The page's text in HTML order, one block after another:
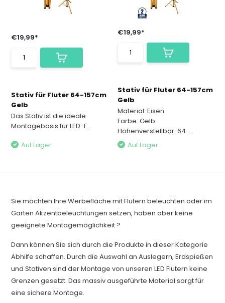
€19,99*
Stativ für Fluter 64-157cm
Gelb
Das Stativ ist die ideale
Montagebasis für LED-F...
Auf Lager
€19,99*
Stativ für Fluter 64-157cm
Gelb
Material: Eisen
Farbe: Gelb
Höhenverstellbar: 64...
Auf Lager
Sie möchten Ihre Werbefläche mit Flutern beleuchten oder im
Garten Akzentbeleuchtungen setzen, haben aber keine
geeignete Montagemöglichkeit ?
Dann können Sie sich durch die Produkte in dieser Kategorie
Abhilfe schaffen. Durch die Auswahl an Auslegern, Erdspießen
und Stativen sind der Montage von unseren LED Flutern keine
Grenzen gesetzt. Das massiv ausgeführte Material sorgt für
eine sichere Montage.